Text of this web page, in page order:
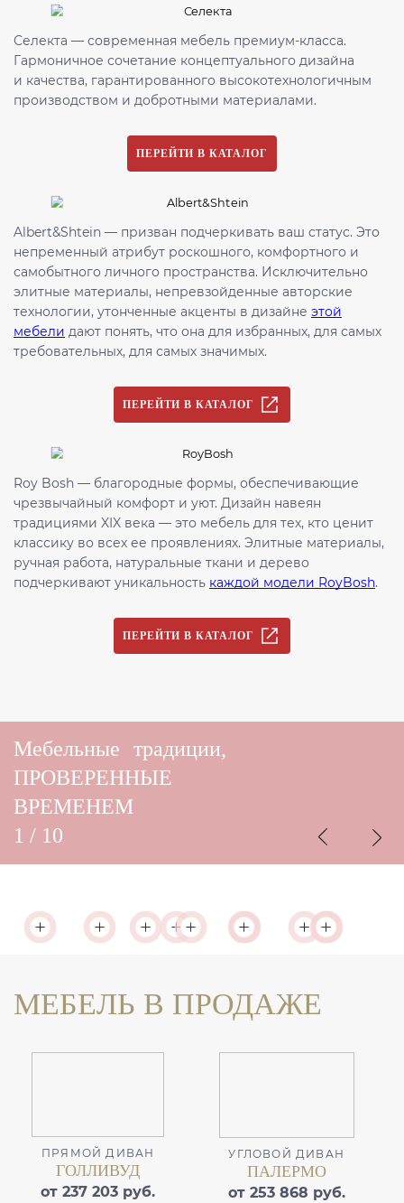
Селекта — современная мебель премиум-класса.
Гармоничное сочетание концептуального дизайна
и качества, гарантированного высокотехнологичным
производством и добротными материалами.
ПЕРЕЙТИ В КАТАЛОГ
Albert&Shtein — призван подчеркивать ваш статус. Это
непременный атрибут роскошного, комфортного и
самобытного личного пространства. Исключительно
элитные материалы, непревзойденные авторские
технологии, утонченные акценты в дизайне этой
мебели дают понять, что она для избранных, для самых
требовательных, для самых значимых.
ПЕРЕЙТИ В КАТАЛОГ
Roy Bosh — благородные формы, обеспечивающие
чрезвычайный комфорт и уют. Дизайн навеян
традициями XIX века — это мебель для тех, кто ценит
классику во всех ее проявлениях. Элитные материалы,
ручная работа, натуральные ткани и дерево
подчеркивают уникальность каждой модели RoyBosh.
ПЕРЕЙТИ В КАТАЛОГ
Мебельные традиции,
ПРОВЕРЕННЫЕ
ВРЕМЕНЕМ
1 / 10
МЕБЕЛЬ В ПРОДАЖЕ
ПРЯМОЙ ДИВАН
ГОЛЛИВУД
от 237 203 руб.
УГЛОВОЙ ДИВАН
ПАЛЕРМО
от 253 868 руб.